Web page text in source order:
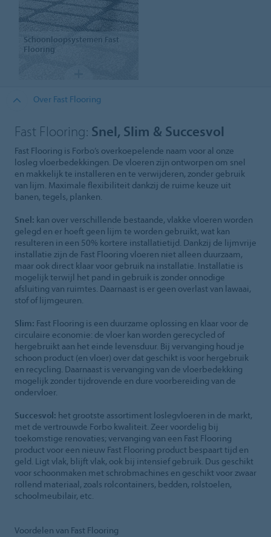
Schoonloopsystemen Fast
Flooring
Over Fast Flooring
Fast Flooring: Snel, Slim & Succesvol
Fast Flooring is Forbo’s overkoepelende naam voor al onze
losleg vloerbedekkingen. De vloeren zijn ontworpen om snel
en makkelijk te installeren en te verwijderen, zonder gebruik
van lijm. Maximale flexibiliteit dankzij de ruime keuze uit
banen, tegels, planken.
Snel: kan over verschillende bestaande, vlakke vloeren worden
gelegd en er hoeft geen lijm te worden gebruikt, wat kan
resulteren in een 50% kortere installatietijd. Dankzij de lijmvrije
installatie zijn de Fast Flooring vloeren niet alleen duurzaam,
maar ook direct klaar voor gebruik na installatie. Installatie is
mogelijk terwijl het pand in gebruik is zonder onnodige
afsluiting van ruimtes. Daarnaast is er geen overlast van lawaai,
stof of lijmgeuren.
Slim: Fast Flooring is een duurzame oplossing en klaar voor de
circulaire economie: de vloer kan worden gerecycled of
hergebruikt aan het einde levensduur. Bij vervanging houd je
schoon product (en vloer) over dat geschikt is voor hergebruik
en recycling. Daarnaast is vervanging van de vloerbedekking
mogelijk zonder tijdrovende en dure voorbereiding van de
ondervloer.
Succesvol: het grootste assortiment loslegvloeren in de markt,
met de vertrouwde Forbo kwaliteit. Zeer voordelig bij
toekomstige renovaties; vervanging van een Fast Flooring
product voor een nieuw Fast Flooring product bespaart tijd en
geld. Ligt vlak, blijft vlak, ook bij intensief gebruik. Dus geschikt
voor schoonmaken met schrobmachines en geschikt voor zwaar
rollend materiaal, zoals rolcontainers, bedden, rolstoelen,
schoolmeubilair, etc.
Voordelen van Fast Flooring